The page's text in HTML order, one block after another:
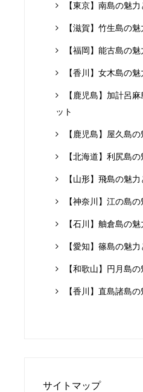
【東京】南島の魅
【滋賀】竹生島の
【福岡】能古島の
【香川】女木島の
【鹿児島】加計呂
ット
【鹿児島】屋久島
【北海道】利尻島
【山形】飛島の魅
【神奈川】江の島
【石川】舳倉島の
【愛知】篠島の魅
【和歌山】円月島
【香川】直島諸島
サイトマップ